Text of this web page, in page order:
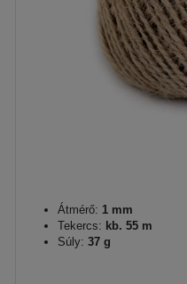
Átmérő: 1 mm
Tekercs: kb. 55 m
Súly: 37 g